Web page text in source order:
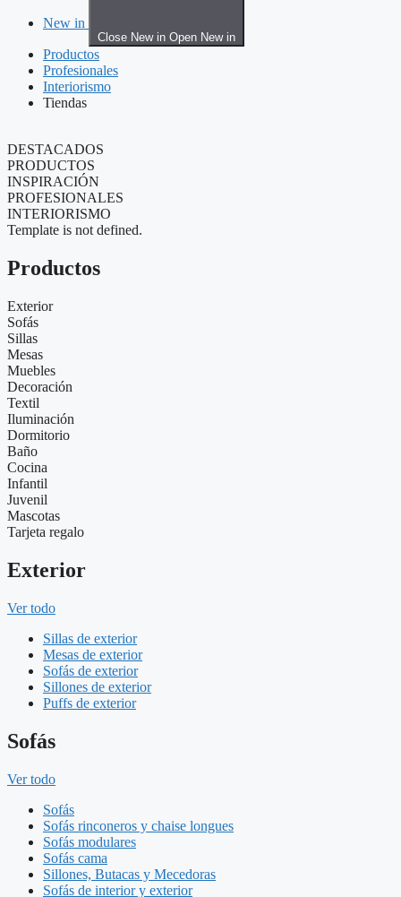
New in
Close New in Open New in
Productos
Profesionales
Interiorismo
Tiendas
DESTACADOS
PRODUCTOS
INSPIRACIÓN
PROFESIONALES
INTERIORISMO
Template is not defined.
Productos
Exterior
Sofás
Sillas
Mesas
Muebles
Decoración
Textil
Iluminación
Dormitorio
Baño
Cocina
Infantil
Juvenil
Mascotas
Tarjeta regalo
Exterior
Ver todo
Sillas de exterior
Mesas de exterior
Sofás de exterior
Sillones de exterior
Puffs de exterior
Sofás
Ver todo
Sofás
Sofás rinconeros y chaise longues
Sofás modulares
Sofás cama
Sillones, Butacas y Mecedoras
Sofás de interior y exterior